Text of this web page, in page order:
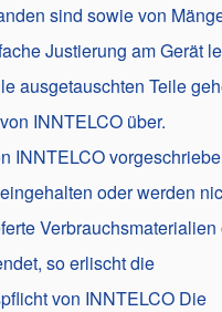
sind sowie von
Justierung am Gerät
ausgetauschten Teile
INNTELCO über.
INNTELCO
oder werden
Verbrauchsmaterialien
so erlischt die
von INNTELCO Die